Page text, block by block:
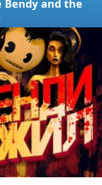
Bendy and the